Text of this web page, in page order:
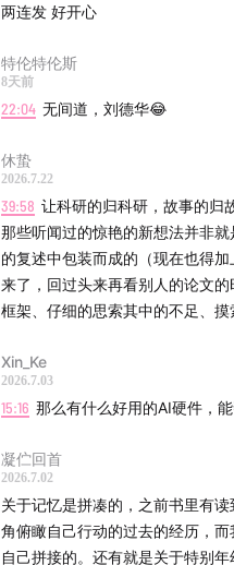
两连发 好开心
特伦特伦斯
8天前
22:04 无间道，刘德华😂
休蛰
2026.7.22
39:58
那些听闻过的惊艳的新想法并非
的复述中包装而成的（现在也得
来了，回过头来再看别人的论文
框架、仔细的思索其中的不足、
Xin_Ke
2026.7.03
15:16 那么有什么好用的AI硬件，
凝伫回首
2026.7.02
关于记忆是拼凑的，之前书里有
角俯瞰自己行动的过去的经历，
自己拼接的。还有就是关于特别